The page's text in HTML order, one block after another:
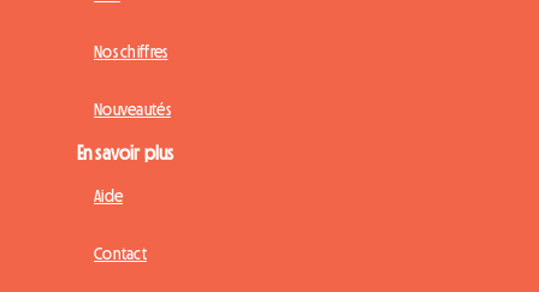
Nos chiffres
Nouveautés
En savoir plus
Aide
Contact